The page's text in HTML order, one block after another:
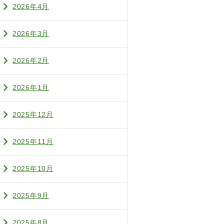
2026年4月
2026年3月
2026年2月
2026年1月
2025年12月
2025年11月
2025年10月
2025年9月